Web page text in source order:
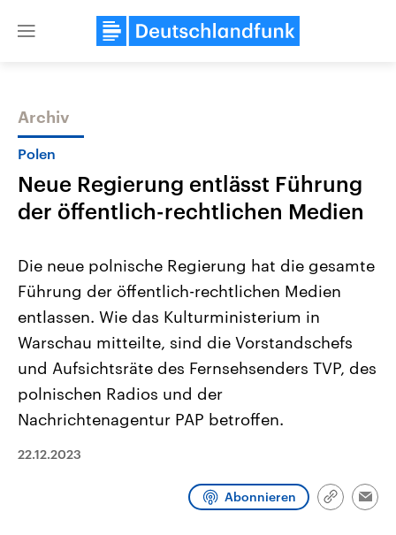
Close
Themen
Landtagswahl Sachsen-Anhalt
2026
Alle Informationen
Sachsen-Anhalt wählt am 6.
September 2026 einen neuen
Landtag. Seit 2021 wird das
Bundesland von einer Koalition aus
CDU, SPD und FDP regiert.-
Umfragen, Prognosen,
und Hintergründe zu den Parteien
und Kandidaten der anstehenden
USA
Aktuelle Beiträge,
Hintergründe
Wirtschaftlich und
gehören die Vereinigten
den mächtigsten Ländern
Sendungen
Archiv
Polen
Neue Regierung entlässt Führung
der öffentlich-rechtlichen Medien
Die neue polnische Regierung hat die gesamte
Führung der öffentlich-rechtlichen Medien
entlassen. Wie das Kulturministerium in
Warschau mitteilte, sind die Vorstandschefs
und Aufsichtsräte des Fernsehsenders TVP, des
polnischen Radios und der
Nachrichtenagentur PAP betroffen.
22.12.2023
Abonnieren
Link